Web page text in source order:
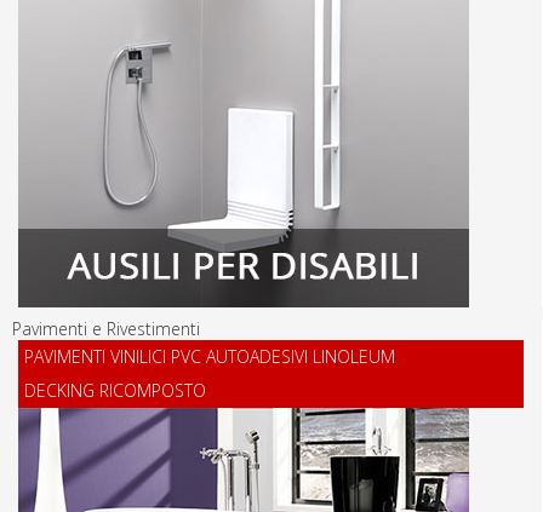
Pavimenti e Rivestimenti
PAVIMENTI VINILICI PVC AUTOADESIVI LINOLEUM
DECKING RICOMPOSTO